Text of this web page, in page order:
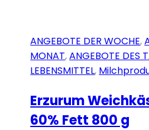
ANGEBOTE DER WOCHE,
MONAT,ANGEBOTE DES
LEBENSMITTEL,
Erzurum
60% Fett 800 g